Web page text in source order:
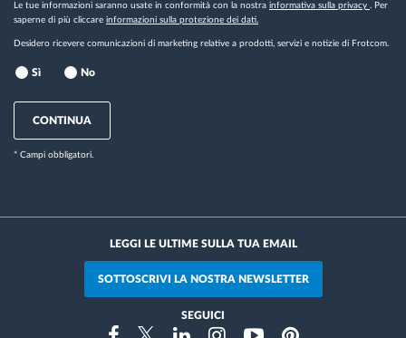
Le tue informazioni saranno usate in conformità con la nostra informativa sulla privacy . Per
saperne di più cliccare informazioni sulla protezione dei dati.
Desidero ricevere comunicazioni di marketing relative a prodotti, servizi e notizie di Frotcom.
Sì No
CONTINUA
* Campi obbligatori.
LEGGI LE ULTIME SULLA TUA EMAIL
SOTTOSCRIVI LA NOSTRA NEWSLETTER
SEGUICI